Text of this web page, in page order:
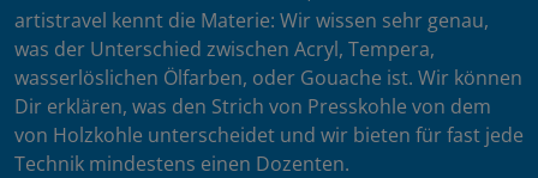
artistravel kennt die Materie: Wir wissen sehr genau,
was der Unterschied zwischen Acryl, Tempera,
wasserlöslichen Ölfarben, oder Gouache ist. Wir können
Dir erklären, was den Strich von Presskohle von dem
von Holzkohle unterscheidet und wir bieten für fast jede
Technik mindestens einen Dozenten.